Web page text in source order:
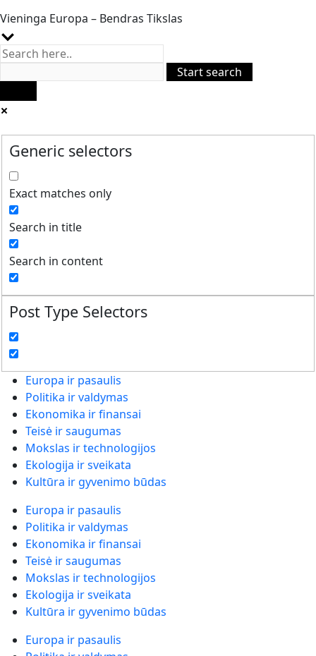
Vieninga Europa – Bendras Tikslas
Generic selectors
Exact matches only
Search in title
Search in content
Post Type Selectors
Europa ir pasaulis
Politika ir valdymas
Ekonomika ir finansai
Teisė ir saugumas
Mokslas ir technologijos
Ekologija ir sveikata
Kultūra ir gyvenimo būdas
Europa ir pasaulis
Politika ir valdymas
Ekonomika ir finansai
Teisė ir saugumas
Mokslas ir technologijos
Ekologija ir sveikata
Kultūra ir gyvenimo būdas
Europa ir pasaulis